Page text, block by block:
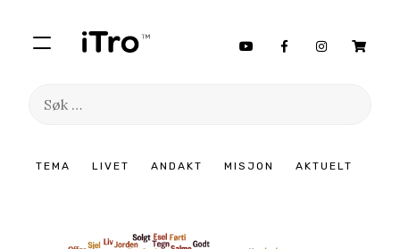
TEMA LIVET ANDAKT MISJON AKTUELT
Søk